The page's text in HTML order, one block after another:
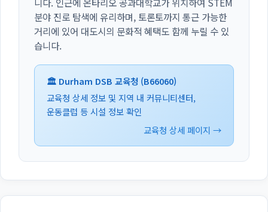
분야 진로 탐색에 유리하며, 토론토까지 통근 가능한
거리에 있어 대도시의 문화적 혜택도 함께 누릴 수 있
습니다.
🏛️ Durham DSB 교육청 (B66060)
교육청 상세 정보 및 지역 내 커뮤니티센터,
운동클럽 등 시설 정보 확인
교육청 상세 페이지 →